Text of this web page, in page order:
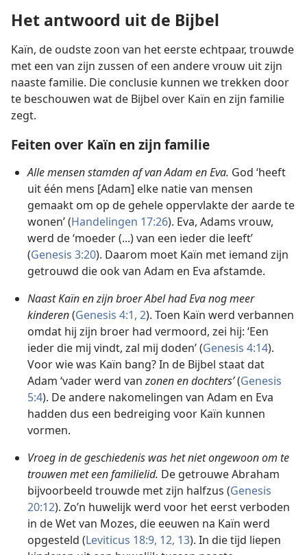
Het antwoord uit de Bijbel
Kaïn, de oudste zoon van het eerste echtpaar, trouwde
met een van zijn zussen of een andere vrouw uit zijn
naaste familie. Die conclusie kunnen we trekken door
te beschouwen wat de Bijbel over Kaïn en zijn familie
zegt.
Feiten over Kaïn en zijn familie
Alle mensen stamden af van Adam en Eva. God ‘heeft
uit één mens [Adam] elke natie van mensen
gemaakt om op de gehele oppervlakte der aarde te
wonen’ (Handelingen 17:26). Eva, Adams vrouw,
werd de ‘moeder (...) van een ieder die leeft’
(Genesis 3:20). Daarom moet Kaïn met iemand zijn
getrouwd die ook van Adam en Eva afstamde.
Naast Kaïn en zijn broer Abel had Eva nog meer
kinderen(Genesis 4:1, 2). Toen Kaïn werd verbannen
omdat hij zijn broer had vermoord, zei hij: ‘Een
ieder die mij vindt, zal mij doden’ (Genesis 4:14).
Voor wie was Kaïn bang? In de Bijbel staat dat
Adam ‘vader werd vanzonen en dochters’(Genesis
5:4). De andere nakomelingen van Adam en Eva
hadden dus een bedreiging voor Kaïn kunnen
vormen.
Vroeg in de geschiedenis was het niet ongewoon om te
trouwen met een familielid. De getrouwe Abraham
bijvoorbeeld trouwde met zijn halfzus (Genesis
20:12). Zo’n huwelijk werd voor het eerst verboden
in de Wet van Mozes, die eeuwen na Kaïn werd
opgesteld (Leviticus 18:9, 12, 13). In die tijd liepen